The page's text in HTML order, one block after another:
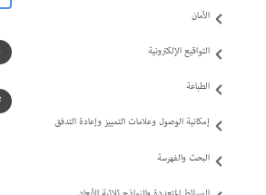
الأمان
التواقيع الإلكترونية
الطباعة
إمكانية الوصول وعلامات التمييز وإعادة التدفق
البحث والفهرسة